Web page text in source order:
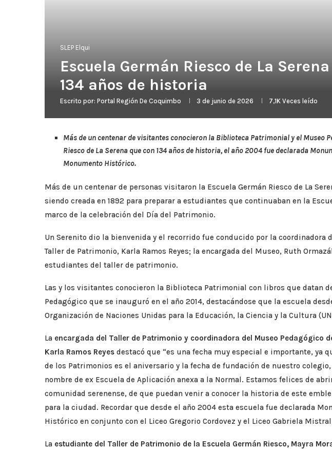
SLEP Elqui
Escuela Germán Riesco de La
134 años de historia
Escrito por: Portal Región De Coquimbo 3 de junio de 2026 7,1K Veces leído
Más de un centenar de visitantes conocieron la Biblioteca Patrimonial y el Museo
Riesco de La Serena que con 134 años de historia, el año 2004 fue declarada
Monumento Histórico.
Más de un centenar de personas visitaron la Escuela Germán Riesco de La
siendo creada en 1892 para preparar a estudiantes que continuaban en la
marco de la celebración del Día del Patrimonio.
Un Serenito dio la bienvenida y el recorrido fue conducido por la coordinadora
Taller de Patrimonio, Karla Ramos Reyes; la encargada del Museo, Ruth
estudiantes del taller de patrimonio.
Las y los visitantes conocieron la Biblioteca Patrimonial con libros que datan
Pedagógico que se inauguró en el año 2014, destacándose que la escuela
Organización de Naciones Unidas para la Educación, la Ciencia y la Cultura
La encargada del Taller de Patrimonio y coordinadora del Museo Pedagógico
Karla Ramos Reyes destacó que “es una fecha muy especial e importante, ya
de los Patrimonios es el aniversario y la fecha de fundación de nuestro colegio,
nombre de ex Escuela de Aplicación anexa a la Normal. Estamos felices de
comunidad serenense, de que puedan venir a conocer la historia de este
para la ciudad. Recordar que desde el año 2004 esta escuela fue declarada
Histórico en conjunto con el Liceo Gregorio Cordovez y el Liceo Gabriela Mistral
La estudiante del Taller de Patrimonio de la Escuela Germán Riesco, Mayra